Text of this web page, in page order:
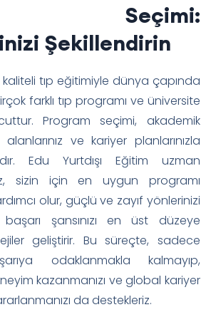
Seçimi:
Şekillendirin
tıp eğitimiyle dünya çapında
farklı tıp programı ve üniversite
Program seçimi, akademik
ve kariyer planlarınızla
Edu Yurtdışı Eğitim uzman
sizin için en uygun programı
olur, güçlü ve zayıf yönlerinizi
şansınızı en üst düzeye
geliştirir. Bu süreçte, sadece
odaklanmakla kalmayıp,
kazanmanızı ve global kariyer
da destekleriz.